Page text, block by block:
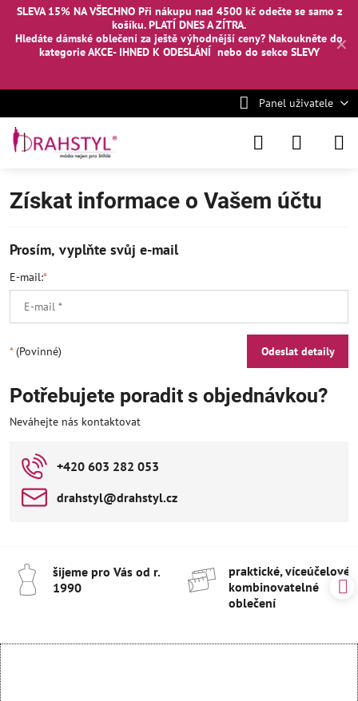
✕
SLEVA 15% NA VŠECHNO Při nákupu nad 4500 kč odečte se samo z
košíku. PLATÍ DNES A ZÍTRA.
Hledáte dámské oblečení za ještě výhodnější ceny? Nakoukněte do
kategorie AKCE- IHNED K ODESLÁNÍ nebo do sekce SLEVY
Panel uživatele
Získat informace o Vašem účtu
Prosím, vyplňte svůj e-mail
E-mail:*
*(Povinné) Odeslat detaily
Potřebujete poradit s objednávkou?
Neváhejte nás kontaktovat
+420 603 282 053
drahstyl​@drahstyl​.cz
šijeme pro Vás od r​.
1990
praktické, víceúčelové
kombinovatelné
oblečení